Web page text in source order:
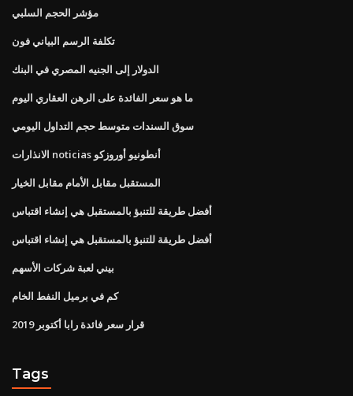
مؤشر الحجم السلبي
تكلفة الرسم البياني فون
الدولار إلى الجنيه المصري في البنك
ما هو سعر الفائدة على الرهن العقاري اليوم
سوق السندات متوسط ​​حجم التداول اليومي
الانذارات noticias أنطونيو أوروزكو
المستقبل مقابل الأمام مقابل الخيار
أفضل طريقة للتنبؤ بالمستقبل هي إنشاء اقتباس
أفضل طريقة للتنبؤ بالمستقبل هي إنشاء اقتباس
بيني لعبة شركات الأسهم
كم في برميل النفط الخام
قرار سعر فائدة رابا أكتوبر 2019
Tags